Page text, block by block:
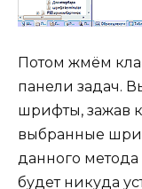
Потом жмём
панели задач.
шрифты, зажав
выбранные
данного метода
будет никуда